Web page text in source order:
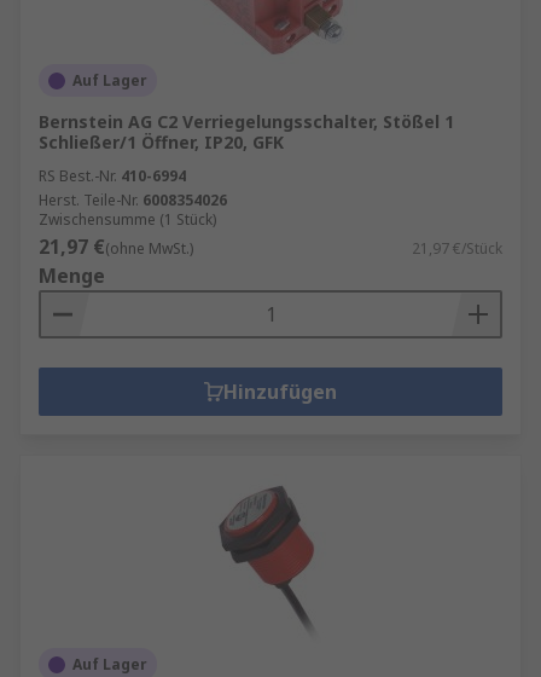
Auf Lager
Bernstein AG C2 Verriegelungsschalter, Stößel 1
Schließer/1 Öffner, IP20, GFK
RS Best.-Nr. 410-6994
Herst. Teile-Nr. 6008354026
Zwischensumme (1 Stück)
21,97 €(ohne MwSt.) 21,97 €/Stück
Menge
Hinzufügen
Auf Lager